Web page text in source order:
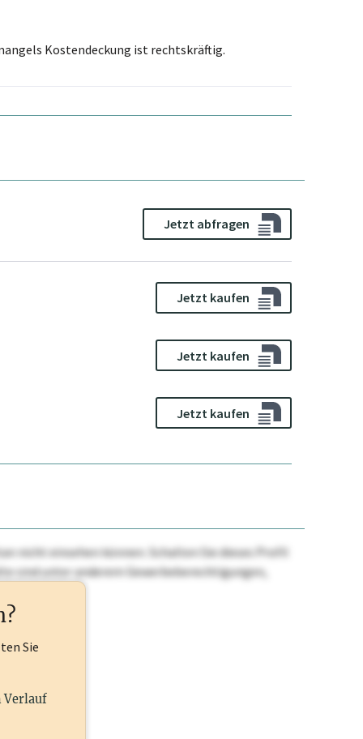
Kostendeckung ist rechtskräftig.
Jetzt abfragen
Jetzt kaufen
Jetzt kaufen
Jetzt kaufen
nicht einsehen können. Schalten Sie dieses Profil
sind unter anderem Gewerbeberechtigungen,
Sie
Verlauf